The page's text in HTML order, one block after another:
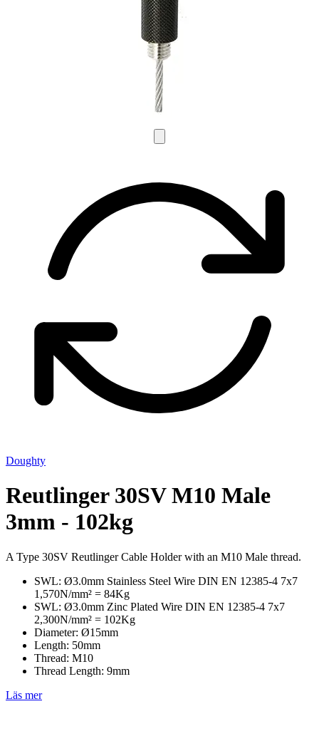
Doughty
Reutlinger 30SV M10 Male
3mm - 102kg
A Type 30SV Reutlinger Cable Holder with an M10 Male thread.
SWL: Ø3.0mm Stainless Steel Wire DIN EN 12385-4 7x7
1,570N/mm² = 84Kg
SWL: Ø3.0mm Zinc Plated Wire DIN EN 12385-4 7x7
2,300N/mm² = 102Kg
Diameter: Ø15mm
Length: 50mm
Thread: M10
Thread Length: 9mm
Läs mer